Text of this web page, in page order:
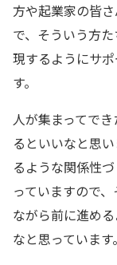
方や起業家の皆
で、そういう方
現するようにサ
す。
人が集まってで
るといいなと思
るような関係性
っていますので
ながら前に進め
なと思っています。